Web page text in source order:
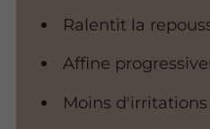
Ralentit la
Affine
Moins